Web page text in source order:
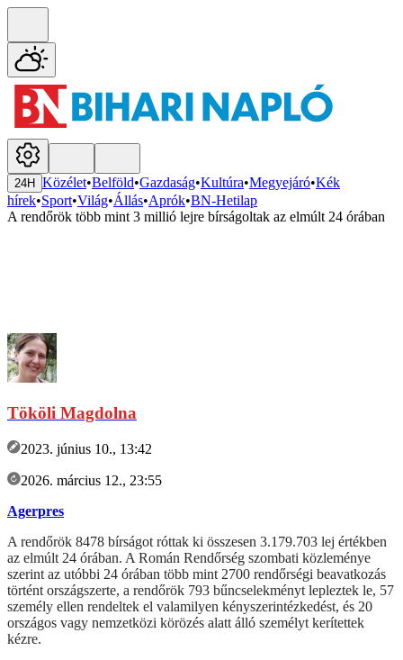
24H Közélet•Belföld•Gazdaság•Kultúra•Megyejáró•Kék
hírek•Sport•Világ•Állás•Aprók•BN-Hetilap
A rendőrök több mint 3 millió lejre bírságoltak az elmúlt 24 órában
Tököli Magdolna
2023. június 10., 13:42
2026. március 12., 23:55
Agerpres
A rendőrök 8478 bírságot róttak ki összesen 3.179.703 lej értékben
az elmúlt 24 órában. A Román Rendőrség szombati közleménye
szerint az utóbbi 24 órában több mint 2700 rendőrségi beavatkozás
történt országszerte, a rendőrök 793 bűncselekményt lepleztek le, 57
személy ellen rendeltek el valamilyen kényszerintézkedést, és 20
országos vagy nemzetközi körözés alatt álló személyt kerítettek
kézre.